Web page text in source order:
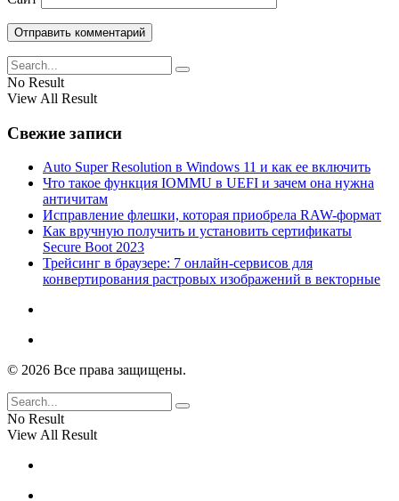
No Result
View All Result
Свежие записи
Auto Super Resolution в Windows 11 и как ее включить
Что такое функция IOMMU в UEFI и зачем она нужна
античитам
Исправление флешки, которая приобрела RAW-формат
Как вручную получить и установить сертификаты
Secure Boot 2023
Трейсинг в браузере: 7 онлайн-сервисов для
конвертирования растровых изображений в векторные
© 2026 Все права защищены.
No Result
View All Result